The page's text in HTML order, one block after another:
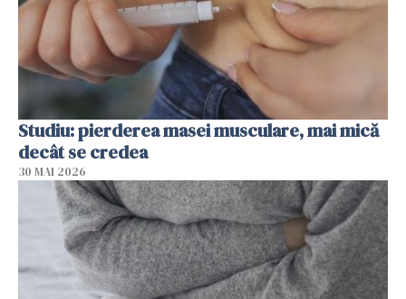
Studiu: pierderea masei musculare, mai mică
decât se credea
30 MAI 2026